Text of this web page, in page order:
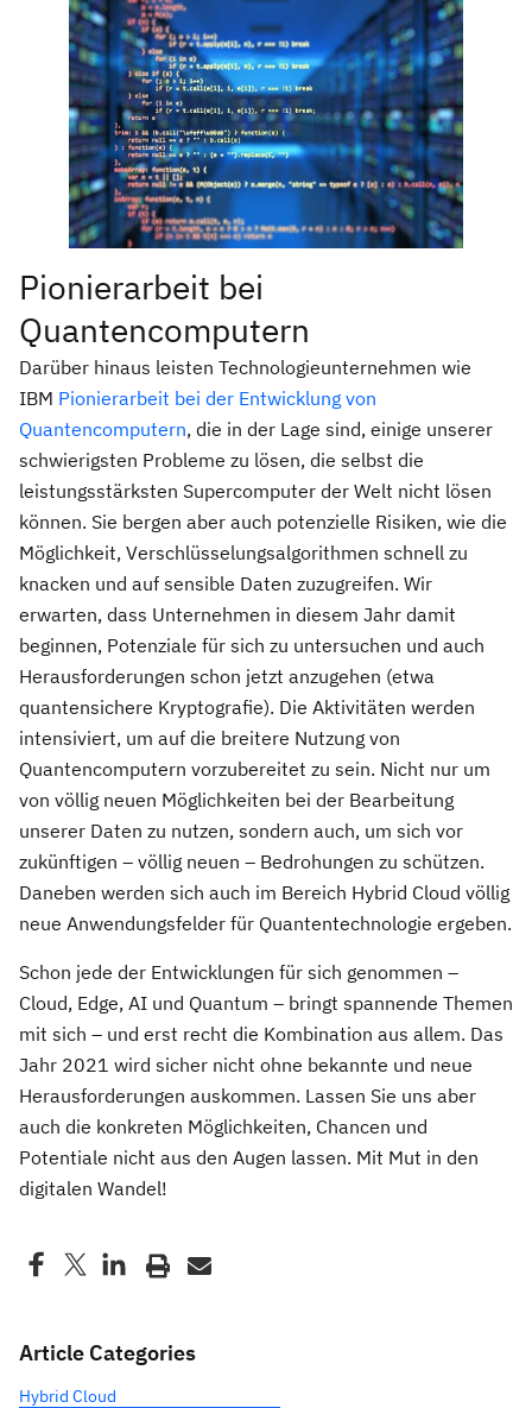
Pionierarbeit bei
Quantencomputern
Darüber hinaus leisten Technologieunternehmen wie
IBM Pionierarbeit bei der Entwicklung von
Quantencomputern, die in der Lage sind, einige unserer
schwierigsten Probleme zu lösen, die selbst die
leistungsstärksten Supercomputer der Welt nicht lösen
können. Sie bergen aber auch potenzielle Risiken, wie die
Möglichkeit, Verschlüsselungsalgorithmen schnell zu
knacken und auf sensible Daten zuzugreifen. Wir
erwarten, dass Unternehmen in diesem Jahr damit
beginnen, Potenziale für sich zu untersuchen und auch
Herausforderungen schon jetzt anzugehen (etwa
quantensichere Kryptografie). Die Aktivitäten werden
intensiviert, um auf die breitere Nutzung von
Quantencomputern vorzubereitet zu sein. Nicht nur um
von völlig neuen Möglichkeiten bei der Bearbeitung
unserer Daten zu nutzen, sondern auch, um sich vor
zukünftigen – völlig neuen – Bedrohungen zu schützen.
Daneben werden sich auch im Bereich Hybrid Cloud völlig
neue Anwendungsfelder für Quantentechnologie ergeben.
Schon jede der Entwicklungen für sich genommen –
Cloud, Edge, AI und Quantum – bringt spannende Themen
mit sich – und erst recht die Kombination aus allem. Das
Jahr 2021 wird sicher nicht ohne bekannte und neue
Herausforderungen auskommen. Lassen Sie uns aber
auch die konkreten Möglichkeiten, Chancen und
Potentiale nicht aus den Augen lassen. Mit Mut in den
digitalen Wandel!
Article Categories
Hybrid Cloud